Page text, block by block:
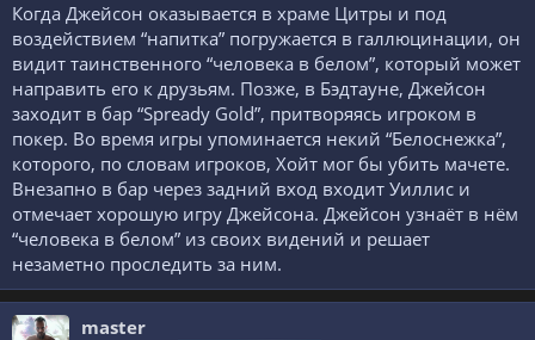
Когда Джейсон оказывается в храме Цитры и под
воздействием “напитка” погружается в галлюцинации, он
видит таинственного “человека в белом”, который может
направить его к друзьям. Позже, в Бэдтауне, Джейсон
заходит в бар “Spready Gold”, притворяясь игроком в
покер. Во время игры упоминается некий “Белоснежка”,
которого, по словам игроков, Хойт мог бы убить мачете.
Внезапно в бар через задний вход входит Уиллис и
отмечает хорошую игру Джейсона. Джейсон узнаёт в нём
“человека в белом” из своих видений и решает
незаметно проследить за ним.
master